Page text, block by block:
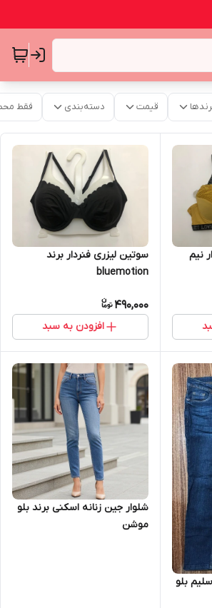
قیمت دسته‌بندی فقط
نیم
سوتین لیزری فنردار برند
bluemotion
490,000
افزودن به سبد
شلوار جین کوتاه زنانه اسلیم بلو
شلوار جین زنانه اسکنی برند بلو
موشن